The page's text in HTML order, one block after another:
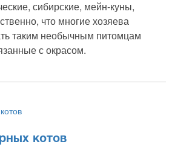
сибирские, мейн-куны,
что многие хозяева
таким необычным питомцам
с окрасом.
котов